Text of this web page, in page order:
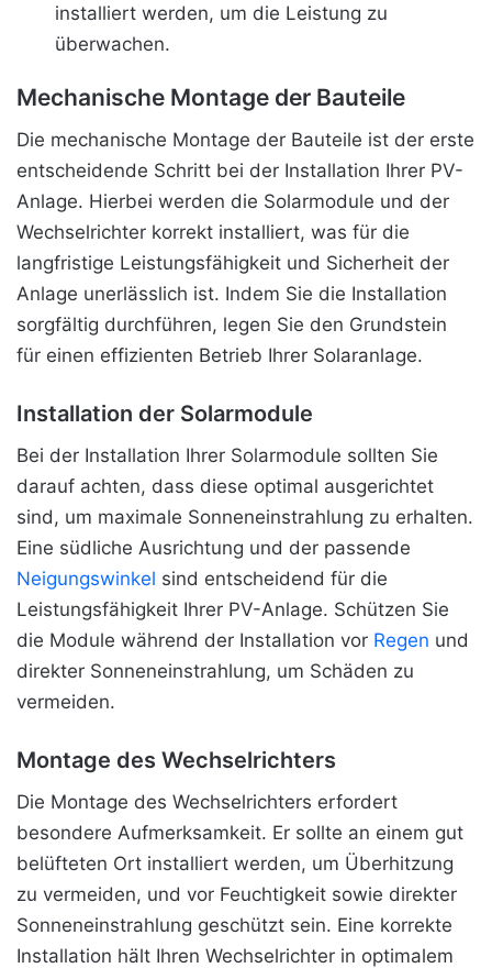
installiert werden, um die Leistung zu
überwachen.
Mechanische Montage der Bauteile
Die mechanische Montage der Bauteile ist der erste
entscheidende Schritt bei der Installation Ihrer PV-
Anlage. Hierbei werden die Solarmodule und der
Wechselrichter korrekt installiert, was für die
langfristige Leistungsfähigkeit und Sicherheit der
Anlage unerlässlich ist. Indem Sie die Installation
sorgfältig durchführen, legen Sie den Grundstein
für einen effizienten Betrieb Ihrer Solaranlage.
Installation der Solarmodule
Bei der Installation Ihrer Solarmodule sollten Sie
darauf achten, dass diese optimal ausgerichtet
sind, um maximale Sonneneinstrahlung zu erhalten.
Eine südliche Ausrichtung und der passende
Neigungswinkel sind entscheidend für die
Leistungsfähigkeit Ihrer PV-Anlage. Schützen Sie
die Module während der Installation vor Regen und
direkter Sonneneinstrahlung, um Schäden zu
vermeiden.
Montage des Wechselrichters
Die Montage des Wechselrichters erfordert
besondere Aufmerksamkeit. Er sollte an einem gut
belüfteten Ort installiert werden, um Überhitzung
zu vermeiden, und vor Feuchtigkeit sowie direkter
Sonneneinstrahlung geschützt sein. Eine korrekte
Installation hält Ihren Wechselrichter in optimalem